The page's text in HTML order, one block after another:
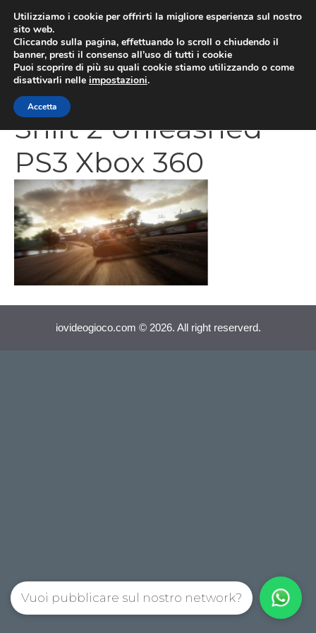
contenuto
Need for Speed
Shift 2 Unleashed
PS3 Xbox 360
iovideogioco.com © 2026. All right reserverd.
Utilizziamo i cookie per offrirti la migliore esperienza sul nostro
sito web.
Cliccando sulla pagina, effettuando lo scroll o chiudendo il
banner, presti il consenso all’uso di tutti i cookie
Puoi scoprire di più su quali cookie stiamo utilizzando o come
disattivarli nelle impostazioni.
Accetta
Vuoi pubblicare sul nostro network?